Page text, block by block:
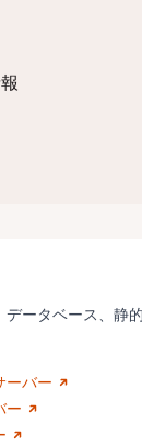
データベース、静
ーバー
ー